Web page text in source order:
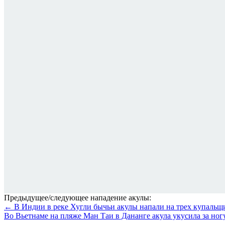
Предыдущее/следующее нападение акулы:
← В Индии в реке Хугли бычьи акулы напали на трех
Во Вьетнаме на пляже Ман Таи в Дананге акула укусила за